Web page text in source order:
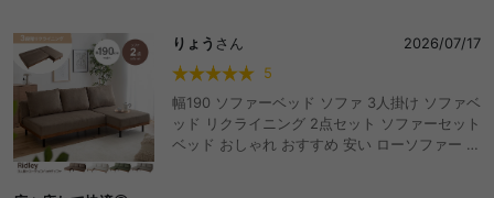
りょう さん
2026/07/17
5
幅190 ソファーベッド ソファ 3人掛け ソファベ
ッド リクライニング 2点セット ソファーセット
ベッド おしゃれ おすすめ 安い ローソファー コ